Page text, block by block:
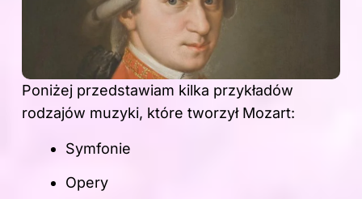
Poniżej przedstawiam kilka przykładów
rodzajów muzyki, które tworzył Mozart:
Symfonie
Opery